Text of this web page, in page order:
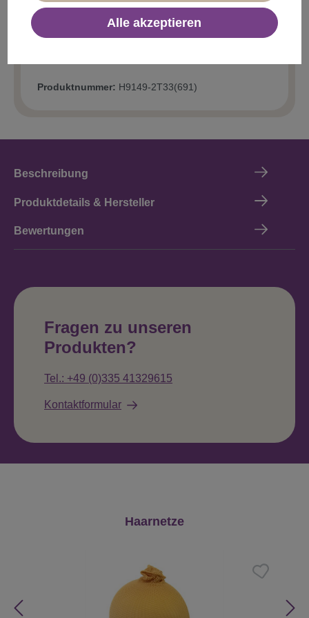
Produktnummer: H9149-2T33(691)
Beschreibung
Produktdetails & Hersteller
Bewertungen
Fragen zu unseren
Produkten?
Tel.: +49 (0)335 41329615
Kontaktformular
Produktgalerie überspringen
Haarnetze
Alle akzeptieren